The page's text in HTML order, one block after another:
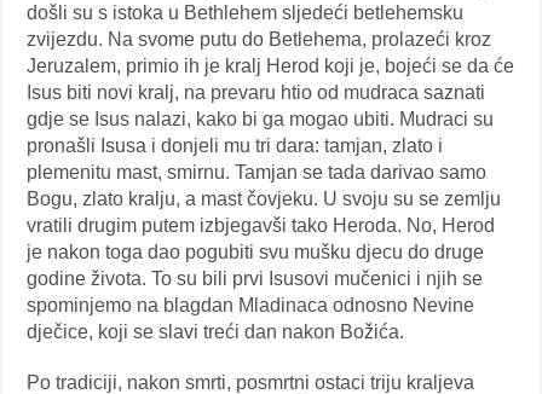
došli su s istoka u Bethlehem sljedeći betlehemsku
zvijezdu. Na svome putu do Betlehema, prolazeći kroz
Jeruzalem, primio ih je kralj Herod koji je, bojeći se da će
Isus biti novi kralj, na prevaru htio od mudraca saznati
gdje se Isus nalazi, kako bi ga mogao ubiti. Mudraci su
pronašli Isusa i donjeli mu tri dara: tamjan, zlato i
plemenitu mast, smirnu. Tamjan se tada darivao samo
Bogu, zlato kralju, a mast čovjeku. U svoju su se zemlju
vratili drugim putem izbjegavši tako Heroda. No, Herod
je nakon toga dao pogubiti svu mušku djecu do druge
godine života. To su bili prvi Isusovi mučenici i njih se
spominjemo na blagdan Mladinaca odnosno Nevine
dječice, koji se slavi treći dan nakon Božića.
Po tradiciji, nakon smrti, posmrtni ostaci triju kraljeva